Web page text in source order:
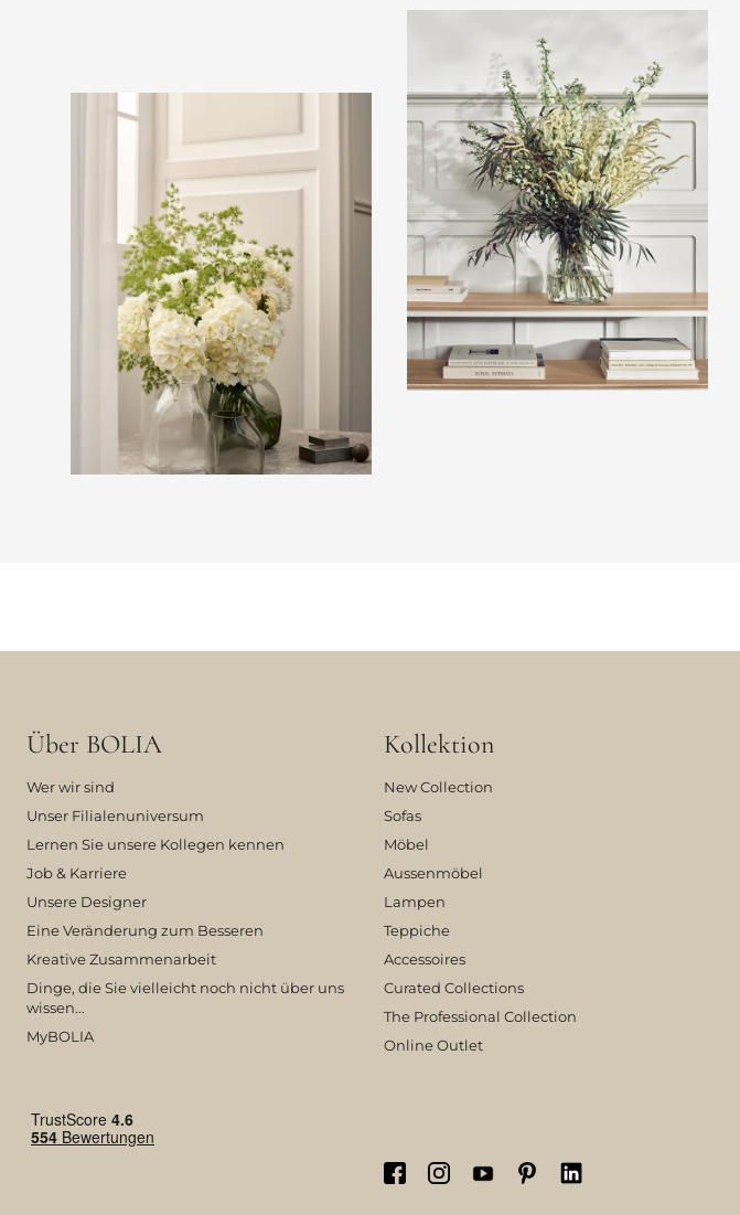
Über BOLIA
Wer wir sind
Unser Filialenuniversum
Lernen Sie unsere Kollegen kennen
Job & Karriere
Unsere Designer
Eine Veränderung zum Besseren
Kreative Zusammenarbeit
Dinge, die Sie vielleicht noch nicht über uns
wissen...
MyBOLIA
Kollektion
New Collection
Sofas
Möbel
Aussenmöbel
Lampen
Teppiche
Accessoires
Curated Collections
The Professional Collection
Online Outlet